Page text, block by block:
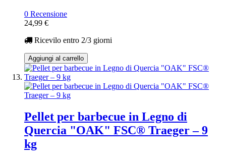
0 Recensione
24,99 €
Ricevilo entro 2/3 giorni
Aggiungi al carrello
Pellet per barbecue in Legno di
Quercia "OAK" FSC® Traeger – 9
kg